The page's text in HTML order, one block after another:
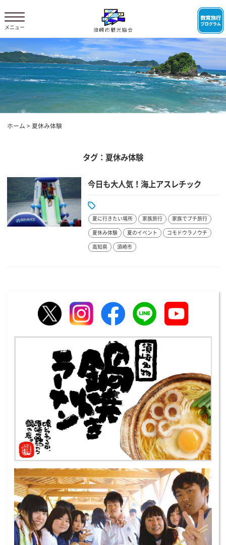
ホーム > 夏休み体験
タグ：夏休み体験
今日も大人気！海上アスレチック
夏に行きたい場所 家族旅行 家族でプチ旅行
夏休み体験 夏のイベント コモドウラノウチ
高知県 須崎市